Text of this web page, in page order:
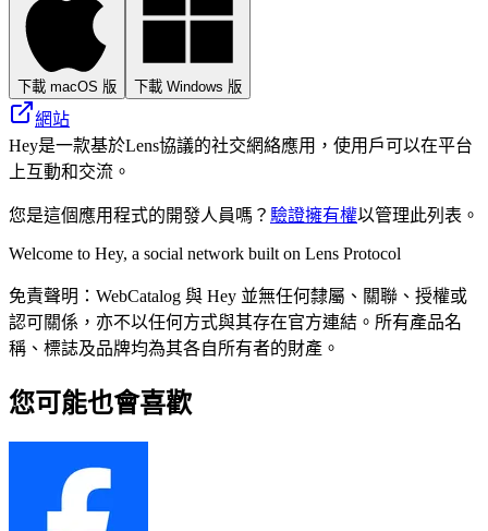
下載 macOS 版 下載 Windows 版
網站
Hey是一款基於Lens協議的社交網絡應用，使用戶可以在平台
上互動和交流。
您是這個應用程式的開發人員嗎？ 驗證擁有權以管理此列表。
Welcome to Hey, a social network built on Lens Protocol
免責聲明：WebCatalog 與 Hey 並無任何隸屬、關聯、授權或
認可關係，亦不以任何方式與其存在官方連結。所有產品名
稱、標誌及品牌均為其各自所有者的財產。
您可能也會喜歡